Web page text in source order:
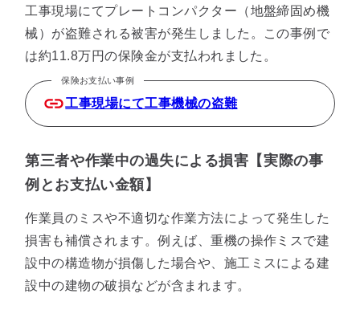
工事現場にてプレートコンパクター（地盤締固め機
械）が盗難される被害が発生しました。この事例で
は約11.8万円の保険金が支払われました。
保険お支払い事例
工事現場にて工事機械の盗難
第三者や作業中の過失による損害【実際の事
例とお支払い金額】
作業員のミスや不適切な作業方法によって発生した
損害も補償されます。例えば、重機の操作ミスで建
設中の構造物が損傷した場合や、施工ミスによる建
設中の建物の破損などが含まれます。